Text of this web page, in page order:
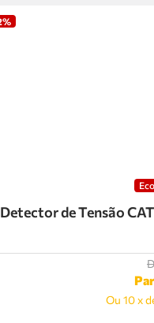
Detector de Tensão
Ou 10x